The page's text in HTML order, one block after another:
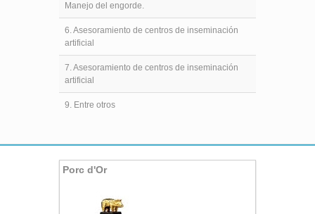
Manejo del engorde.
6. Asesoramiento de centros de inseminación
artificial
7. Asesoramiento de centros de inseminación
artificial
9. Entre otros
Porc d'Or